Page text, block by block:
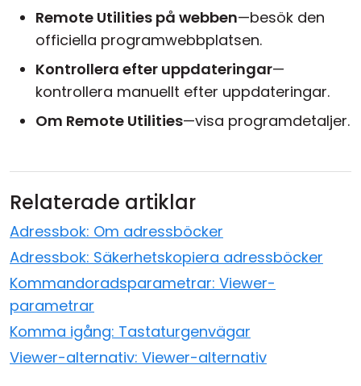
Remote Utilities på webben—besök den
officiella programwebbplatsen.
Kontrollera efter uppdateringar—
kontrollera manuellt efter uppdateringar.
Om Remote Utilities—visa programdetaljer.
Relaterade artiklar
Adressbok: Om adressböcker
Adressbok: Säkerhetskopiera adressböcker
Kommandoradsparametrar: Viewer-
parametrar
Komma igång: Tastaturgenvägar
Viewer-alternativ: Viewer-alternativ